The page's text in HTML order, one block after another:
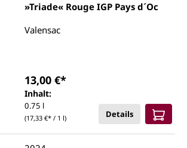
»Triade« Rouge IGP Pays d´Oc
Valensac
Inhalt:
0.75 l
(17,33 €* / 1 l)
13,00 €*
Details